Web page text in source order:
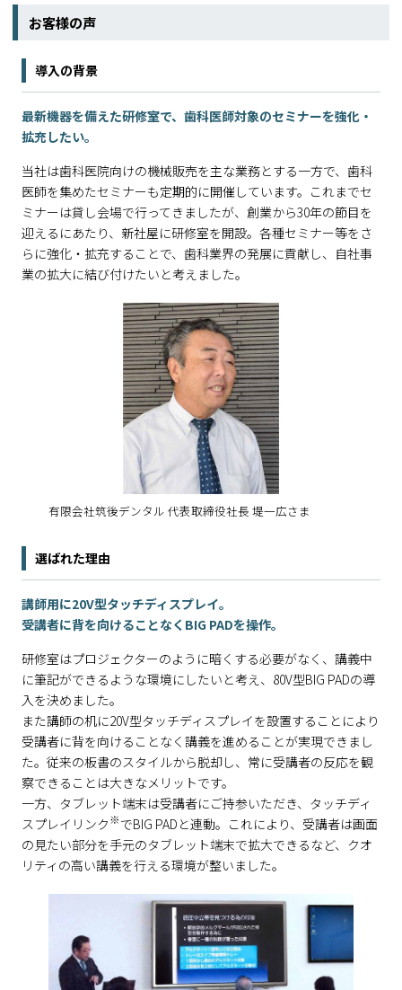
お客様の声
導入の背景
最新機器を備えた研修室で、歯科医師対象のセミナーを強化・
拡充したい。
当社は歯科医院向けの機械販売を主な業務とする一方で、歯科
医師を集めたセミナーも定期的に開催しています。これまでセ
ミナーは貸し会場で行ってきましたが、創業から30年の節目を
迎えるにあたり、新社屋に研修室を開設。各種セミナー等をさ
らに強化・拡充することで、歯科業界の発展に貢献し、自社事
業の拡大に結び付けたいと考えました。
有限会社筑後デンタル 代表取締役社長 堤一広さま
選ばれた理由
講師用に20V型タッチディスプレイ。
受講者に背を向けることなくBIG PADを操作。
研修室はプロジェクターのように暗くする必要がなく、講義中
に筆記ができるような環境にしたいと考え、80V型BIG PADの導
入を決めました。
また講師の机に20V型タッチディスプレイを設置することにより
受講者に背を向けることなく講義を進めることが実現できまし
た。従来の板書のスタイルから脱却し、常に受講者の反応を観
察できることは大きなメリットです。
一方、タブレット端末は受講者にご持参いただき、タッチディ
スプレイリンク※でBIG PADと連動。これにより、受講者は画面
の見たい部分を手元のタブレット端末で拡大できるなど、クオ
リティの高い講義を行える環境が整いました。